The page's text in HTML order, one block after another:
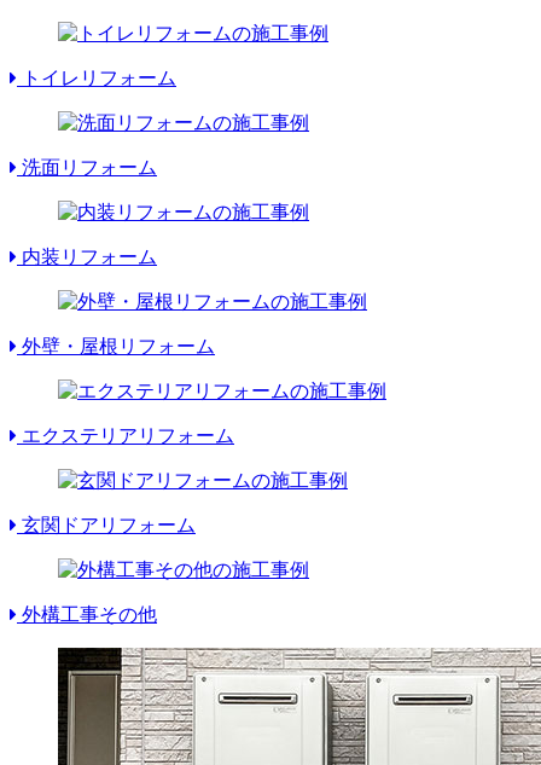
トイレリフォーム
洗面リフォーム
内装リフォーム
外壁・屋根リフォーム
エクステリアリフォーム
玄関ドアリフォーム
外構工事その他